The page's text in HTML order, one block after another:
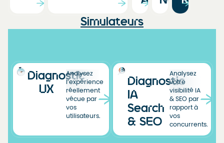
Simulateurs
Diagnostic
UX
Analysez
l’expérience
réellement
vécue par
vos
utilisateurs.
Diagnostic
IA
Search
& SEO
Analysez
votre
visibilité IA
& SEO par
rapport à
vos
concurrents.